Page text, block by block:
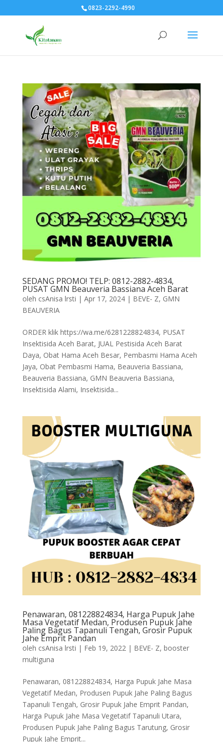
0823-2292-4990
SEDANG PROMO! TELP: 0812-2882-4834,
PUSAT GMN Beauveria Bassiana Aceh Barat
oleh csAnisa lrsti | Apr 17, 2024| BEVE- Z, GMN
BEAUVERIA
ORDER klik https://wa.me/6281228824834, PUSAT
Insektisida Aceh Barat, JUAL Pestisida Aceh Barat
Daya, Obat Hama Aceh Besar, Pembasmi Hama Aceh
Jaya, Obat Pembasmi Hama, Beauveria Bassiana,
Beauveria Bassiana, GMN Beauveria Bassiana,
Insektisida Alami, Insektisida...
Penawaran, 081228824834, Harga Pupuk Jahe
Masa Vegetatif Medan, Produsen Pupuk Jahe
Paling Bagus Tapanuli Tengah, Grosir Pupuk
Jahe Emprit Pandan
oleh csAnisa lrsti | Feb 19, 2022 | BEVE- Z, booster
multiguna
Penawaran, 081228824834, Harga Pupuk Jahe Masa
Vegetatif Medan, Produsen Pupuk Jahe Paling Bagus
Tapanuli Tengah, Grosir Pupuk Jahe Emprit Pandan,
Harga Pupuk Jahe Masa Vegetatif Tapanuli Utara,
Produsen Pupuk Jahe Paling Bagus Tarutung, Grosir
Pupuk Jahe Emprit...